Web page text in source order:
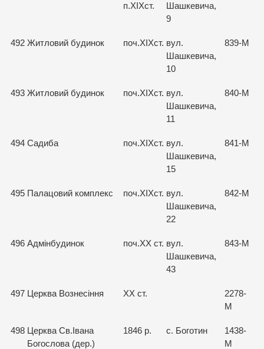
п.ХІХст.
Шашкевича,
9
492 Житловий будинок поч.ХІХст. вул.
Шашкевича,
10
839-М
493 Житловий будинок поч.ХІХст. вул.
Шашкевича,
11
840-М
494 Садиба поч.ХІХст. вул.
Шашкевича,
15
841-М
495 Палацовий комплекс поч.ХІХст. вул.
Шашкевича,
22
842-М
496 Адмінбудинок поч.ХХ ст. вул.
Шашкевича,
43
843-М
497 Церква Вознесіння XX ст.
2278-
М
498 Церква Св.Івана
Богослова (дер.)
1846 р. с. Боготин
1438-
М